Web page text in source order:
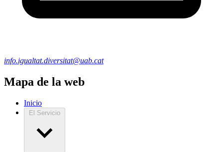
info.igualtat.diversitat@uab.cat
Mapa de la web
Inicio
El Servicio